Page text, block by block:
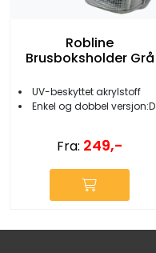
Robline
Brusboksholder Grå
UV-beskyttet akrylstoff
Enkel og dobbel versjon:Dobbel: grå/Enkel: blå
Fra: 249,-